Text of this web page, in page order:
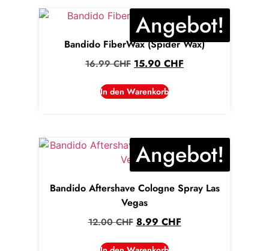
Angebot!
Bandido FiberWax (Spider Wax)
16.99CHF 15.90 CHF
In den Warenkorb
Angebot!
Bandido Aftershave Cologne Spray Las
Vegas
12.00CHF 8.99 CHF